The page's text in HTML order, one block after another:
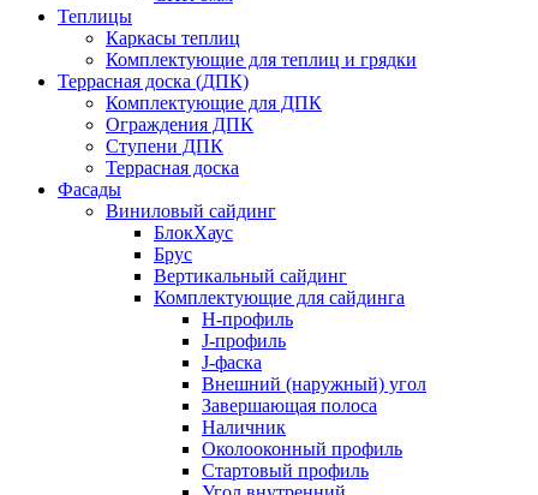
Теплицы
Каркасы теплиц
Комплектующие для теплиц и грядки
Террасная доска (ДПК)
Комплектующие для ДПК
Ограждения ДПК
Ступени ДПК
Террасная доска
Фасады
Виниловый сайдинг
БлокХаус
Брус
Вертикальный сайдинг
Комплектующие для сайдинга
H-профиль
J-профиль
J-фаска
Внешний (наружный) угол
Завершающая полоса
Наличник
Околооконный профиль
Стартовый профиль